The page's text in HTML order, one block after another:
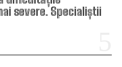
severe. Specialiștii